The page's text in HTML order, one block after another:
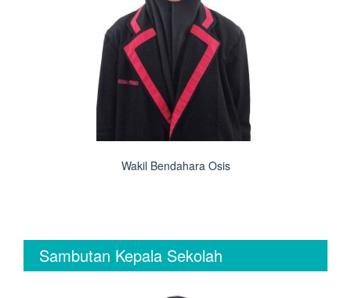
Wakil Bendahara Osis
Sambutan Kepala Sekolah